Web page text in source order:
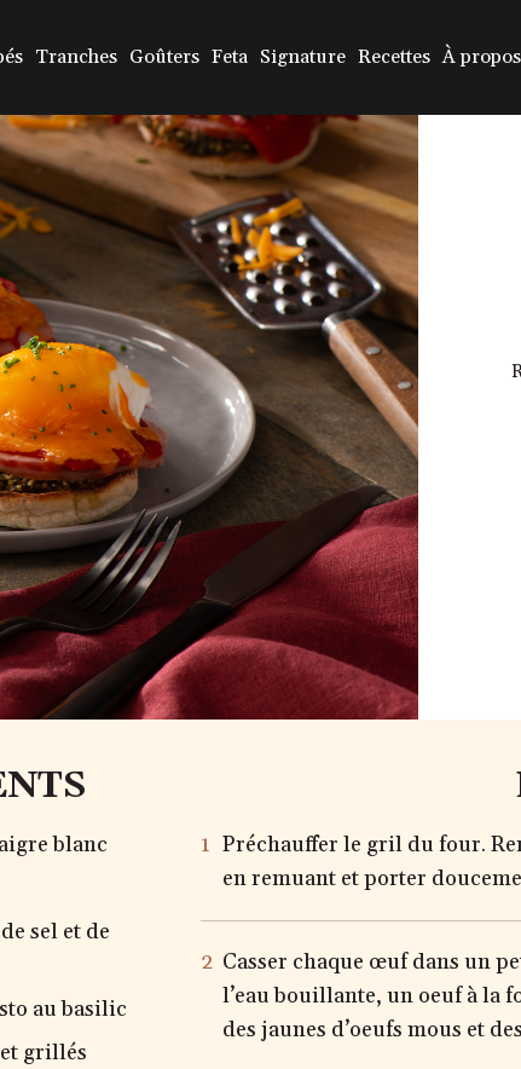
Tranches Goûters Feta Signature Recettes À
blanc
sel et de
au basilic
grillés
Préchauffer le gril du four.
en remuant et porter
Casser chaque œuf dans un
l’eau bouillante, un oeuf à la
des jaunes d’oeufs mous et